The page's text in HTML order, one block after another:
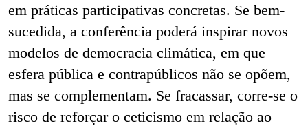
em práticas participativas concretas. Se bem-
sucedida, a conferência poderá inspirar novos
modelos de democracia climática, em que
esfera pública e contrapúblicos não se opõem,
mas se complementam. Se fracassar, corre-se o
risco de reforçar o ceticismo em relação ao